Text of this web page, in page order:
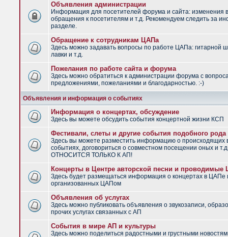
Объявления администрации
Информация для посетителей форума и сайта: изменения
обращения к посетителям и т.д. Рекомендуем следить за
разделе.
Обращение к сотрудникам ЦАПа
Здесь можно задавать вопросы по работе ЦАПа: гитарной
лавки и т.д.
Пожелания по работе сайта и форума
Здесь можно обратиться к администрации форума с
предложениями, пожеланиями и благодарностью. :-)
Объявления и информация о событиях
Информация о концертах, обсуждение
Здесь вы можете обсудить события концертной жизни КСП
Фестивали, слеты и другие события подобного рода
Здесь вы можете разместить информацию о
событиях, договориться о совместном посещении оных и
ОТНОСИТСЯ ТОЛЬКО К АП!
Концерты в Центре авторской песни и
Здесь будет размещаться информация о концертах в ЦАПе
организованных ЦАПом
Объявления об услугах
Здесь можно публиковать объявления о звукозаписи,
прочих услугах связанных с АП
События в мире АП и культуры
Здесь можно поделиться радостными и грустными